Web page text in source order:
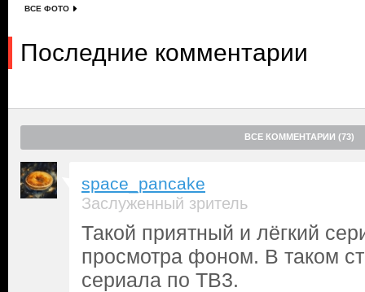
ВСЕ ФОТО
Последние комментарии
ВСЕ КОММЕНТАРИИ (73)
space_pancake
Заслуженный зритель
Такой приятный и лёгкий
просмотра фоном. В таком
сериала по ТВ3.